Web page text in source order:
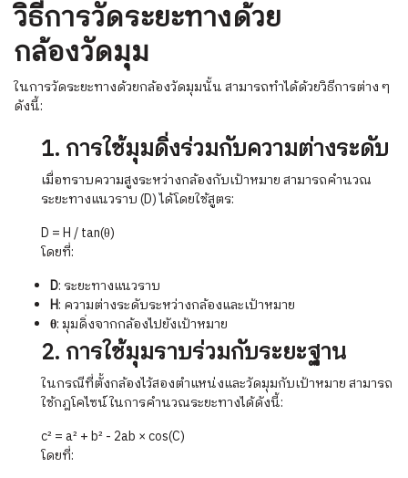
วิธีการวัดระยะทางด้วย
กล้องวัดมุม
ในการวัดระยะทางด้วยกล้องวัดมุมนั้น สามารถทำได้ด้วยวิธีการต่าง ๆ
ดังนี้:
1. การใช้มุมดิ่งร่วมกับความต่างระดับ
เมื่อทราบความสูงระหว่างกล้องกับเป้าหมาย สามารถคำนวณ
ระยะทางแนวราบ (D) ได้โดยใช้สูตร:
D = H / tan(θ)
โดยที่:
D: ระยะทางแนวราบ
H: ความต่างระดับระหว่างกล้องและเป้าหมาย
θ: มุมดิ่งจากกล้องไปยังเป้าหมาย
2. การใช้มุมราบร่วมกับระยะฐาน
ในกรณีที่ตั้งกล้องไว้สองตำแหน่งและวัดมุมกับเป้าหมาย สามารถ
ใช้กฎโคไซน์ในการคำนวณระยะทางได้ดังนี้:
c² = a² + b² - 2ab × cos(C)
โดยที่: